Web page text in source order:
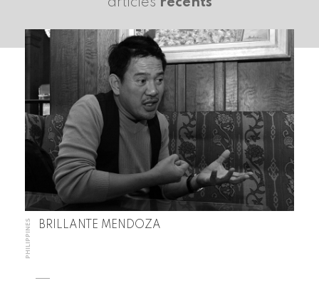
PHILIPPINES BRILLANTE MENDOZA